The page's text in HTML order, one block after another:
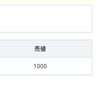
売値
1000